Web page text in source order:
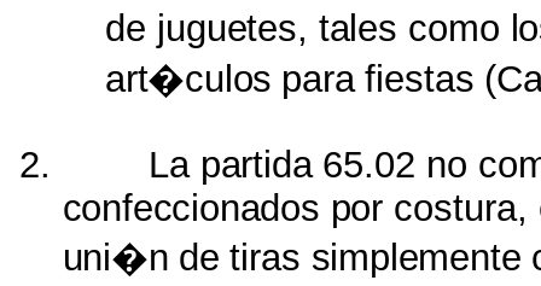
de juguetes, tales como
art�culos para fiestas
2. La partida 65.02 no
confeccionados por costura,
uni�n de tiras simplemente